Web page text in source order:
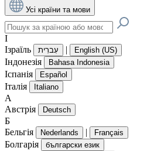
Усі країни та мови
І
Ізраїль
עִברִית | English (US)
Індонезія Bahasa Indonesia
Іспанія Español
Італія Italiano
А
Австрія
Deutsch
Б
Бельгія
Nederlands | Français
Болгарія български език